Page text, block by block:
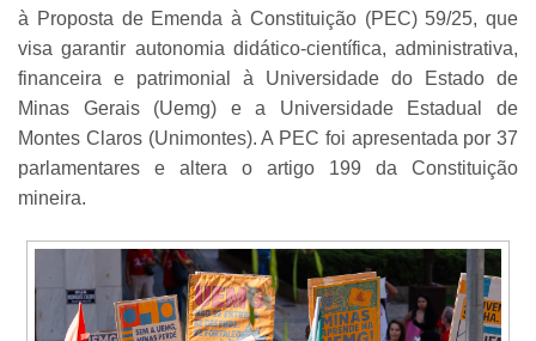
à Proposta de Emenda à Constituição (PEC) 59/25, que
visa garantir autonomia didático-científica, administrativa,
financeira e patrimonial à Universidade do Estado de
Minas Gerais (Uemg) e a Universidade Estadual de
Montes Claros (Unimontes). A PEC foi apresentada por 37
parlamentares e altera o artigo 199 da Constituição
mineira.